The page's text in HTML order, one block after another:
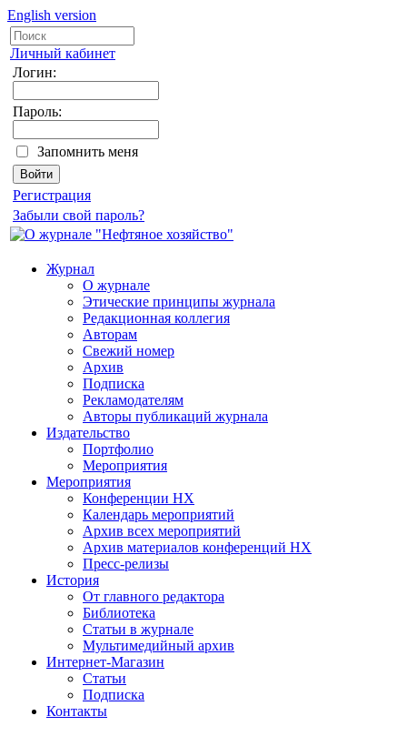
English version
Личный кабинет
Логин:
Пароль:
Запомнить меня
Регистрация
Забыли свой пароль?
Журнал
О журнале
Этические принципы журнала
Редакционная коллегия
Авторам
Свежий номер
Архив
Подписка
Рекламодателям
Авторы публикаций журнала
Издательство
Портфолио
Мероприятия
Мероприятия
Конференции НХ
Календарь мероприятий
Архив всех мероприятий
Архив материалов конференций НХ
Пресс-релизы
История
От главного редактора
Библиотека
Статьи в журнале
Мультимедийный архив
Интернет-Магазин
Статьи
Подписка
Контакты